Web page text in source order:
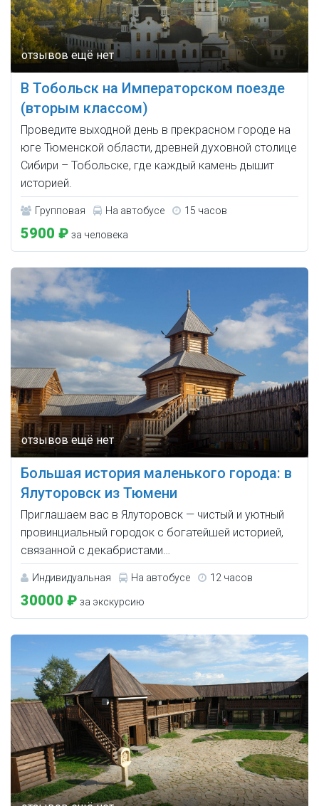
В Тобольск на Императорском поезде
(вторым классом)
Проведите выходной день в прекрасном городе на
юге Тюменской области, древней духовной столице
Сибири – Тобольске, где каждый камень дышит
историей.
Групповая На автобусе 15 часов
5900 ₽ за человека
Большая история маленького города: в
Ялуторовск из Тюмени
Приглашаем вас в Ялуторовск — чистый и уютный
провинциальный городок с богатейшей историей,
связанной с декабристами…
Индивидуальная На автобусе 12 часов
30000 ₽ за экскурсию